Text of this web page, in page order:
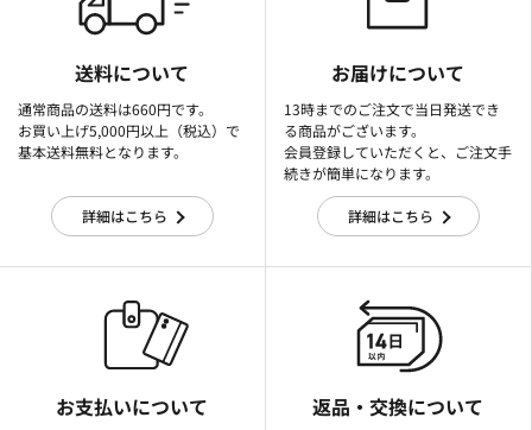
送料について
通常商品の送料は660円です。
お買い上げ5,000円以上（税込）で
基本送料無料となります。
詳細はこちら
お届けについて
13時までのご注文で当日発送でき
る商品がございます。
会員登録していただくと、ご注文手
続きが簡単になります。
詳細はこちら
お支払いについて 返品・交換について